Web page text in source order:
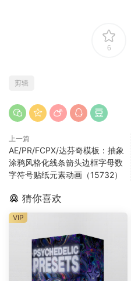
6
剪辑
上一篇
AE/PR/FCPX/达芬奇模板：抽象
涂鸦风格化线条箭头边框字母数
字符号贴纸元素动画（15732）
猜你喜欢
VIP